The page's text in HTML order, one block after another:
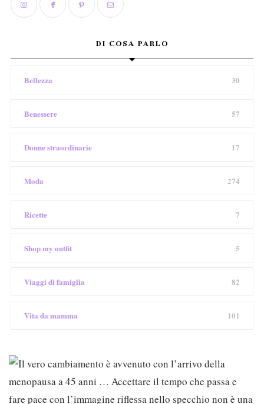
DI COSA PARLO
Bellezza 30
Benessere 57
Donne straordinarie 17
Moda 274
Ricette 7
Shop my outfit 5
Viaggi di famiglia 82
Vita da mamma 101